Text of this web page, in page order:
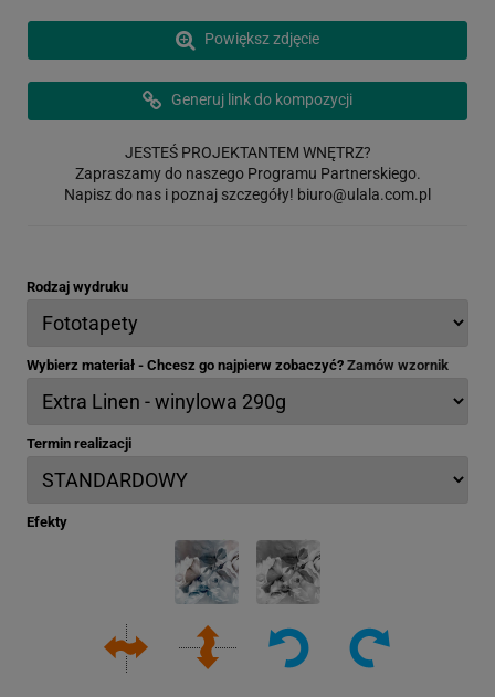
Powiększ zdjęcie
Generuj link do kompozycji
JESTEŚ PROJEKTANTEM WNĘTRZ?
Zapraszamy do naszego Programu Partnerskiego.
Napisz do nas i poznaj szczegóły! biuro@ulala.com.pl
Rodzaj wydruku
Wybierz materiał - Chcesz go najpierw zobaczyć? Zamów wzornik
Termin realizacji
Efekty